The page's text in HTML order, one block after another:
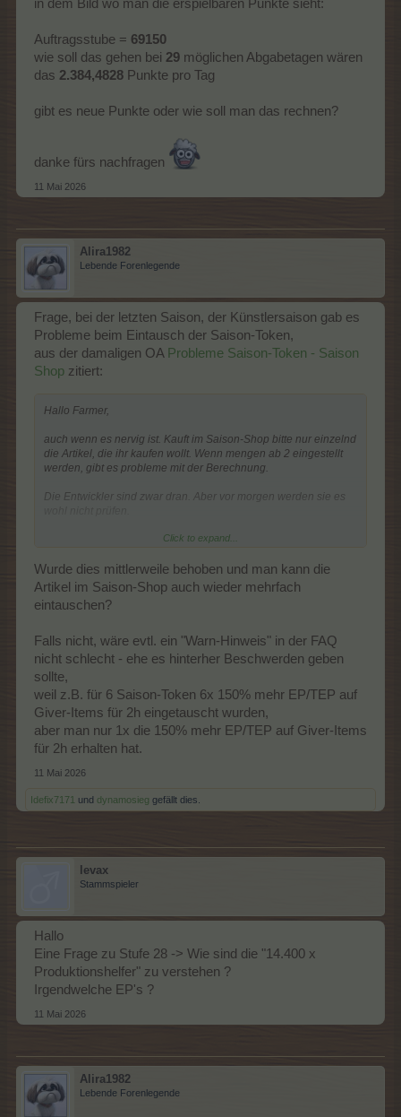
in dem Bild wo man die erspielbaren Punkte sieht:
Auftragsstube = 69150
wie soll das gehen bei 29 möglichen Abgabetagen wären
das 2.384,4828 Punkte pro Tag
gibt es neue Punkte oder wie soll man das rechnen?
danke fürs nachfragen
11 Mai 2026
Alira1982
Lebende Forenlegende
Frage, bei der letzten Saison, der Künstlersaison gab es
Probleme beim Eintausch der Saison-Token,
aus der damaligen OA Probleme Saison-Token - Saison
Shop zitiert:
Hallo Farmer,
auch wenn es nervig ist. Kauft im Saison-Shop bitte nur einzelnd
die Artikel, die ihr kaufen wollt. Wenn mengen ab 2 eingestellt
werden, gibt es probleme mit der Berechnung.
Die Entwickler sind zwar dran. Aber vor morgen werden sie es
Euer FARMERAMA - TeamClick to expand...
Wurde dies mittlerweile behoben und man kann die
Artikel im Saison-Shop auch wieder mehrfach
eintauschen?
Falls nicht, wäre evtl. ein "Warn-Hinweis" in der FAQ
nicht schlecht - ehe es hinterher Beschwerden geben
sollte,
weil z.B. für 6 Saison-Token 6x 150% mehr EP/TEP auf
Giver-Items für 2h eingetauscht wurden,
aber man nur 1x die 150% mehr EP/TEP auf Giver-Items
für 2h erhalten hat.
11 Mai 2026
Idefix7171 und dynamosieg gefällt dies.
levax
Stammspieler
Hallo
Eine Frage zu Stufe 28 -> Wie sind die "14.400 x
Produktionshelfer" zu verstehen ?
Irgendwelche EP's ?
11 Mai 2026
Alira1982
Lebende Forenlegende